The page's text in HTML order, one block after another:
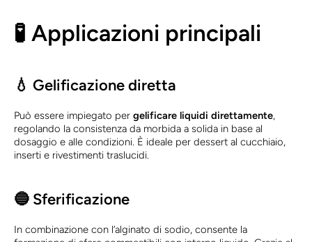
🧪 Applicazioni principali
💧 Gelificazione diretta
Può essere impiegato per gelificare liquidi direttamente,
regolando la consistenza da morbida a solida in base al
dosaggio e alle condizioni. È ideale per dessert al cucchiaio,
inserti e rivestimenti traslucidi.
🔵 Sferificazione
In combinazione con l’alginato di sodio, consente la